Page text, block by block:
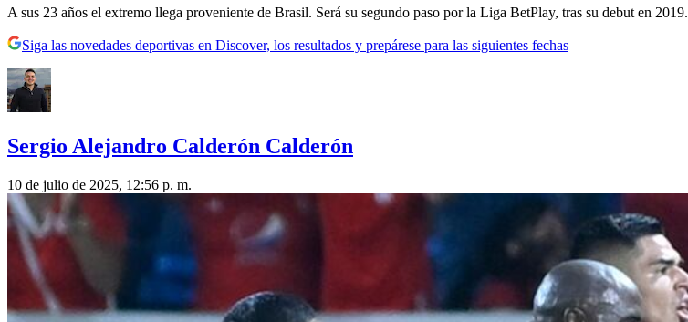
A sus 23 años el extremo llega proveniente de Brasil. Será su segundo paso por la Liga BetPlay, tras su debut en 2019.
Siga las novedades deportivas en Discover, los resultados y prepárese para las siguientes fechas
Sergio Alejandro Calderón Calderón
10 de julio de 2025, 12:56 p. m.